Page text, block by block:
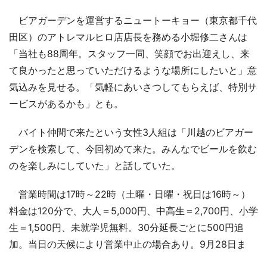
ビアガーデンを運営するニュートーキョー（東京都千代
田区）のアトレマルヒロ店店長を務める小堀修二さんは
「当社も88周年。スタッフ一同、笑顔でお出迎えし、来
て良かったと思っていただけるような場所にしたいと」意
気込みを見せる。「気軽にあいさつしてもらえば、特別サ
ービスがあるかも」とも。
バイト仲間で来たという女性3人組は「川越のビアガー
デンを検索して、今回初めて来た。みんなでビールを飲む
のを楽しみにしていた」と話していた。
営業時間は17時～22時（土曜・日曜・祝日は16時～）
料金は120分で、大人＝5,000円、中高生＝2,700円、小学
生＝1,500円、未就学児無料。30分延長ごとに500円追
加。当日の天候により営業中止の場合あり。9月28日ま